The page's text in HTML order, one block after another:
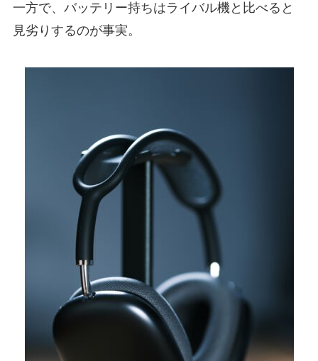
一方で、バッテリー持ちはライバル機と比べると
見劣りするのが事実。